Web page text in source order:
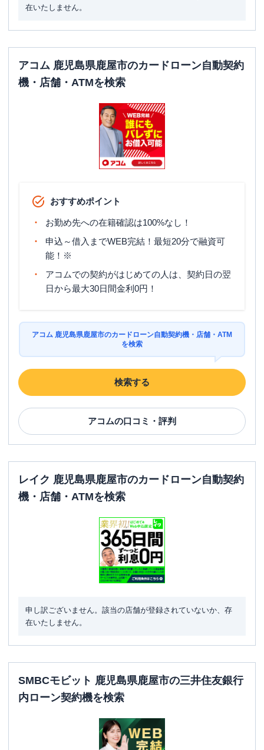
在いたしません。
アコム 鹿児島県鹿屋市のカードローン自動契約
機・店舗・ATMを検索
おすすめポイント
お勤め先への在籍確認は100%なし！
申込～借入までWEB完結！最短20分で融資可
能！※
アコムでの契約がはじめての人は、契約日の翌
日から最大30日間金利0円！
アコム 鹿児島県鹿屋市のカードローン自動契約機・店舗・ATM
を検索
検索する
アコムの口コミ・評判
レイク 鹿児島県鹿屋市のカードローン自動契約
機・店舗・ATMを検索
申し訳ございません。該当の店舗が登録されていないか、存
在いたしません。
SMBCモビット 鹿児島県鹿屋市の三井住友銀行
内ローン契約機を検索